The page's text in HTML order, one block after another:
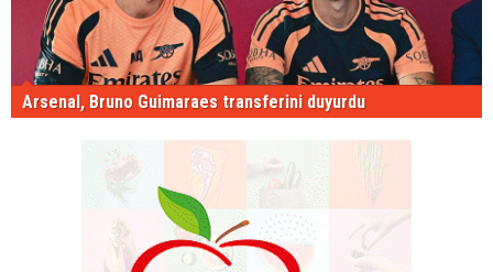
Arsenal, Bruno Guimaraes transferini duyurdu